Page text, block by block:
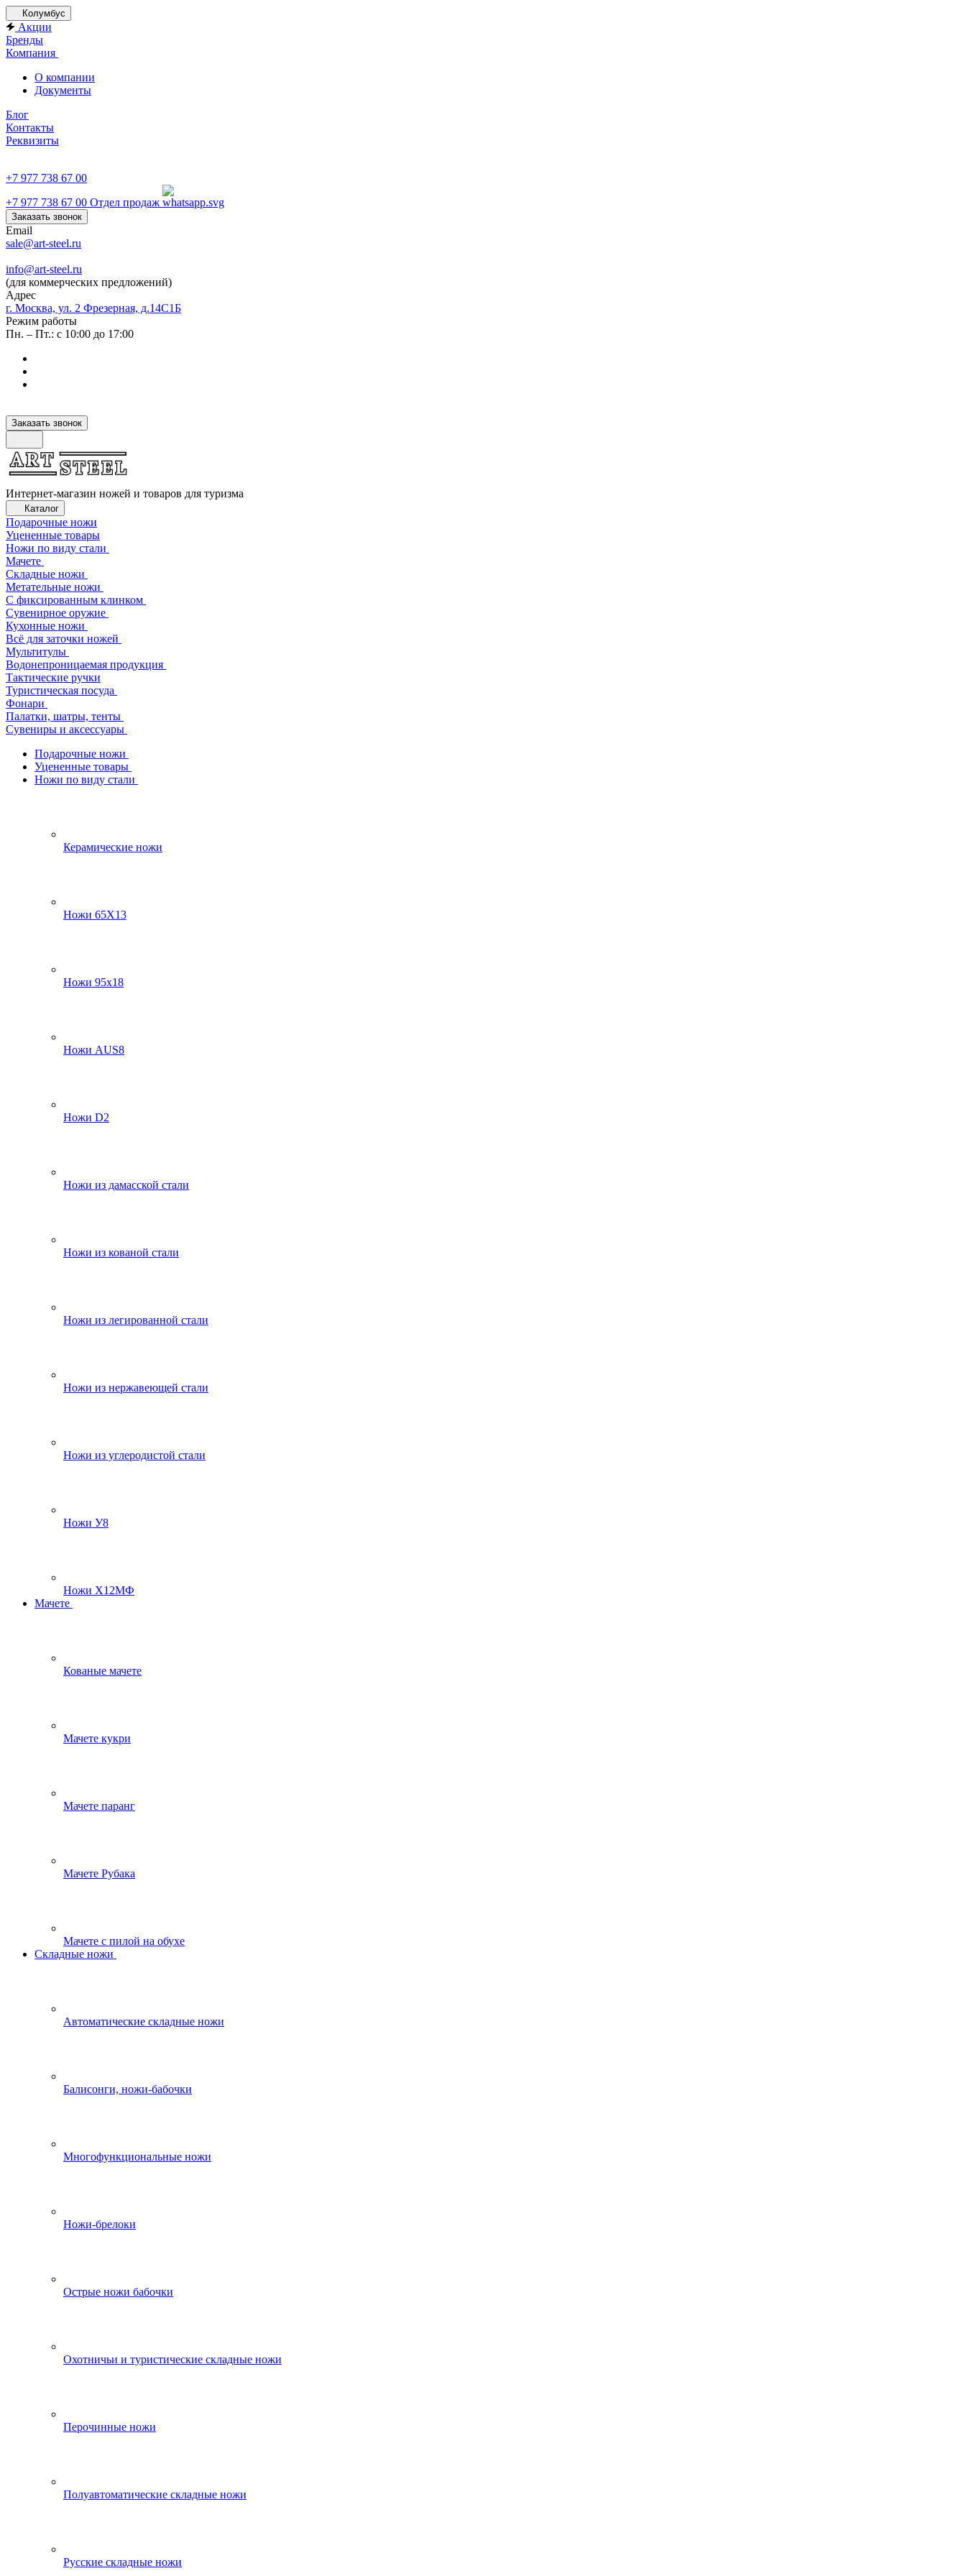
Колумбус
Акции
Бренды
Компания
О компании
Документы
Блог
Контакты
Реквизиты
+7 977 738 67 00
+7 977 738 67 00 Отдел продаж
Заказать звонок
Email
sale@art-steel.ru
info@art-steel.ru
(для коммерческих предложений)
Адрес
г. Москва, ул. 2 Фрезерная, д.14С1Б
Режим работы
Пн. – Пт.: с 10:00 до 17:00
Заказать звонок
Интернет-магазин ножей и товаров для туризма
Каталог
Подарочные ножи
Уцененные товары
Ножи по виду стали
Мачете
Складные ножи
Метательные ножи
С фиксированным клинком
Сувенирное оружие
Кухонные ножи
Всё для заточки ножей
Мультитулы
Водонепроницаемая продукция
Тактические ручки
Туристическая посуда
Фонари
Палатки, шатры, тенты
Сувениры и аксессуары
Подарочные ножи
Уцененные товары
Ножи по виду стали
Керамические ножи
Ножи 65Х13
Ножи 95х18
Ножи AUS8
Ножи D2
Ножи из дамасской стали
Ножи из кованой стали
Ножи из легированной стали
Ножи из нержавеющей стали
Ножи из углеродистой стали
Ножи У8
Ножи Х12МФ
Мачете
Кованые мачете
Мачете кукри
Мачете паранг
Мачете Рубака
Мачете с пилой на обухе
Складные ножи
Автоматические складные ножи
Балисонги, ножи-бабочки
Многофункциональные ножи
Ножи-брелоки
Острые ножи бабочки
Охотничьи и туристические складные ножи
Перочинные ножи
Полуавтоматические складные ножи
Русские складные ножи